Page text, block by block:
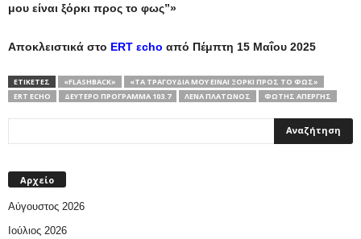
μου είναι ξόρκι προς το φως”»
Αποκλειστικά στο ERT εcho από Πέμπτη 15 Μαΐου 2025
ΕΤΙΚΕΤΕΣ «FLASHBACK»
«ΤΑ ΤΡΑΓΟΎΔΙΑ ΜΟΥ ΕΊΝΑΙ ΞΌΡΚΙ ΠΡΟΣ ΤΟ ΦΩΣ»
ERT ΕCHO
ΔΕΎΤΕΡΟ ΠΡΌΓΡΑΜΜΑ 103.7 ΛΈΝΑ ΠΛΆΤΩΝΟΣ ΦΏΤΗΣ ΑΠΈΡΓΗΣ
Αρχείο
Αύγουστος 2026
Ιούλιος 2026